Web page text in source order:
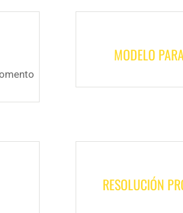
MODELO
RESOLUCIÓN